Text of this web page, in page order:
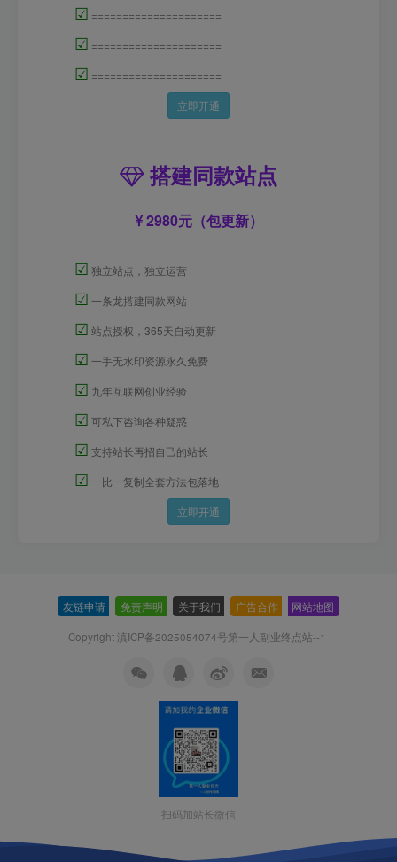
☑ =====================
☑ =====================
☑ =====================
立即开通
搭建同款站点
2980元（包更新）
☑ 独立站点，独立运营
☑ 一条龙搭建同款网站
☑ 站点授权，365天自动更新
☑ 一手无水印资源永久免费
☑ 九年互联网创业经验
☑ 可私下咨询各种疑惑
☑ 支持站长再招自己的站长
☑ 一比一复制全套方法包落地
立即开通
友链申请 免责声明 关于我们 广告合作 网站地图
Copyright 滇ICP备2025054074号第一人副业终点站--1
扫码加站长微信